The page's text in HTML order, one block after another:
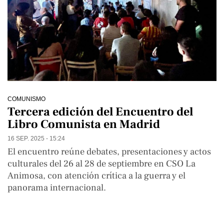
COMUNISMO
Tercera edición del Encuentro del
Libro Comunista en Madrid
16 SEP. 2025 - 15:24
El encuentro reúne debates, presentaciones y actos
culturales del 26 al 28 de septiembre en CSO La
Animosa, con atención crítica a la guerra y el
panorama internacional.